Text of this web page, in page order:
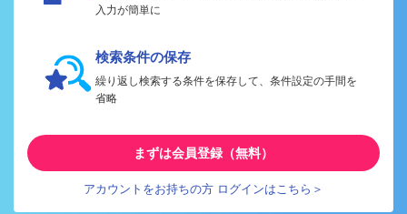
入力が簡単に
検索条件の保存
繰り返し検索する条件を保存して、条件設定の手間を
省略
まずは会員登録（無料）
アカウントをお持ちの方 ログインはこちら＞